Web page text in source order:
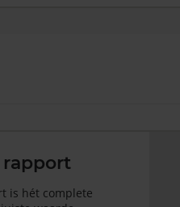
is hét complete